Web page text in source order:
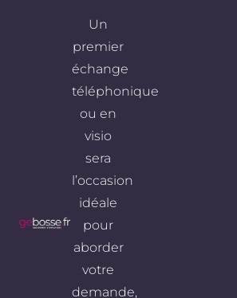
Un
premier
échange
téléphonique
ou en
visio
sera
l’occasion
idéale
pour
aborder
votre
demande,